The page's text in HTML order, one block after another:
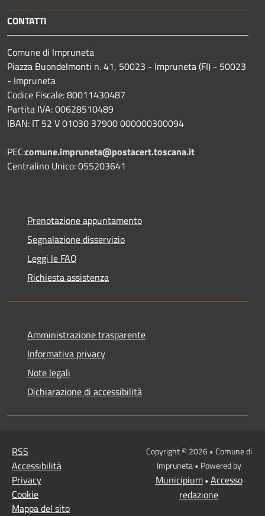
CONTATTI
Comune di Impruneta
Piazza Buondelmonti n. 41, 50023 - Impruneta (FI) - 50023
- Impruneta
Codice Fiscale: 80011430487
Partita IVA: 00628510489
IBAN: IT 52 V 01030 37900 000000300094
PEC:comune.impruneta@postacert.toscana.it
Centralino Unico: 055203641
Prenotazione appuntamento
Segnalazione disservizio
Leggi le FAQ
Richiesta assistenza
Amministrazione trasparente
Informativa privacy
Note legali
Dichiarazione di accessibilità
RSS
Accessibilità
Privacy
Cookie
Mappa del sito
Copyright © 2026 • Comune di
Impruneta • Powered by
Municipium• Accesso
redazione